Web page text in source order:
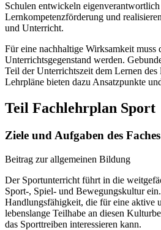
Schulen entwickeln
Lernkompetenzförderung und
und Unterricht.
Für eine nachhaltige Wirksamkeit muss
Unterrichtsgegenstand werden.
Teil der Unterrichtszeit dem Lernen
Lehrpläne bieten dazu Ansatzpunkte
Teil Fachlehrplan Sport
Ziele und Aufgaben des
Beitrag zur allgemeinen Bildung
Der Sportunterricht führt in die
Sport-, Spiel- und Bewegungskultur
Handlungsfähigkeit, die für eine aktive
lebenslange Teilhabe an diesen
das Sporttreiben interessieren kann.